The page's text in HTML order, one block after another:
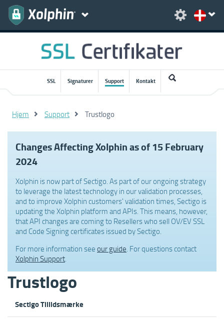
SSL Signaturer Support Kontakt
Hjem Support Trustlogo
Changes Affecting Xolphin as of 15 February
2024
Xolphin is now part of Sectigo. As part of our ongoing strategy
to leverage the latest technology in our validation processes,
and to improve Xolphin customers' validation times, Sectigo is
updating the Xolphin platform and APIs. This means, however,
that API changes are coming to Resellers who sell OV/EV SSL
and Code Signing certificates issued by Sectigo.
For more information see our guide . For questions contact
Xolphin Support
Trustlogo
Sectigo Tillidsmærke